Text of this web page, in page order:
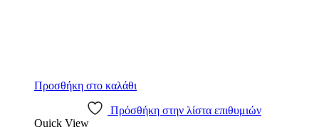
Προσθήκη στο καλάθι
Πρόσθήκη στην λίστα επιθυμιών
Quick View